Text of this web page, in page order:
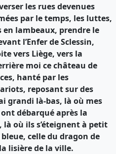
les rues devenues
par le temps, les luttes,
lambeaux, prendre le
l’Enfer de Sclessin,
vers Liège, vers la
moi ce château de
hanté par les
reposant sur des
grandi là-bas, là où mes
débarqué après la
où ils s’éteignent à petit
celle du dragon de
lisière de la ville.